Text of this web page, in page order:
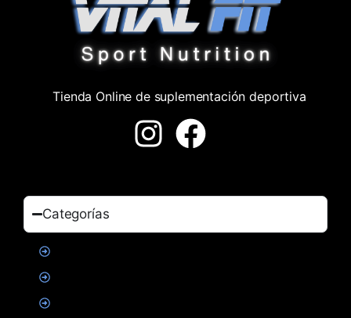
Tienda Online de suplementación deportiva
Categorías